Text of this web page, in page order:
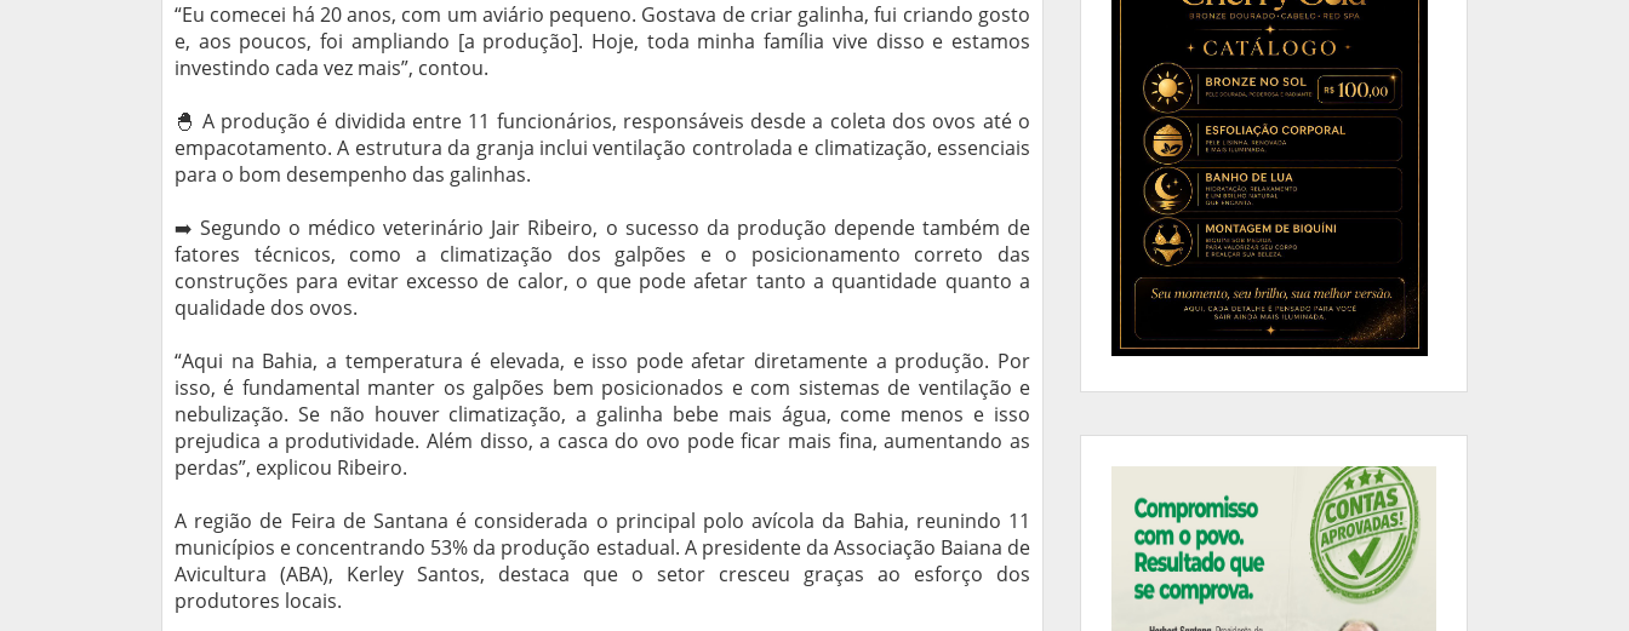
“Eu comecei há 20 anos, com um aviário pequeno. Gostava de criar galinha, fui criando gosto
e, aos poucos, foi ampliando [a produção]. Hoje, toda minha família vive disso e estamos
investindo cada vez mais”, contou.
🐣 A produção é dividida entre 11 funcionários, responsáveis desde a coleta dos ovos até o
empacotamento. A estrutura da granja inclui ventilação controlada e climatização, essenciais
para o bom desempenho das galinhas.
➡️ Segundo o médico veterinário Jair Ribeiro, o sucesso da produção depende também de
fatores técnicos, como a climatização dos galpões e o posicionamento correto das
construções para evitar excesso de calor, o que pode afetar tanto a quantidade quanto a
qualidade dos ovos.
“Aqui na Bahia, a temperatura é elevada, e isso pode afetar diretamente a produção. Por
isso, é fundamental manter os galpões bem posicionados e com sistemas de ventilação e
nebulização. Se não houver climatização, a galinha bebe mais água, come menos e isso
prejudica a produtividade. Além disso, a casca do ovo pode ficar mais fina, aumentando as
perdas”, explicou Ribeiro.
A região de Feira de Santana é considerada o principal polo avícola da Bahia, reunindo 11
municípios e concentrando 53% da produção estadual. A presidente da Associação Baiana de
Avicultura (ABA), Kerley Santos, destaca que o setor cresceu graças ao esforço dos
produtores locais.